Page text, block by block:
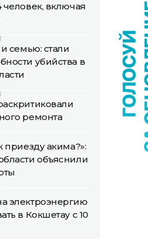
человек, включая
семью: стали
убийства в
ремонта
приезду акима?»:
объяснили
электроэнергию
в Кокшетау с 10